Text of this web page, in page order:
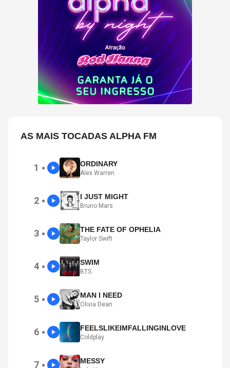
AS MAIS TOCADAS ALPHA FM
1 ● ORDINARY
Alex Warren
2 ● I JUST MIGHT
Bruno Mars
3 ● THE FATE OF OPHELIA
Taylor Swift
4 ● SWIM
BTS
5 ● MAN I NEED
Olivia Dean
6 ● FEELSLIKEIMFALLINGINLOVE
Coldplay
7 ● MESSY